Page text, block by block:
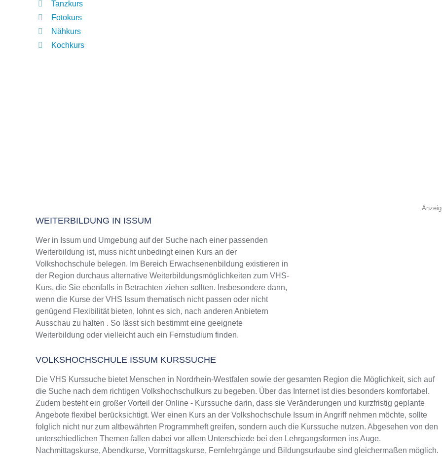
Tanzkurs
Fotokurs
Nähkurs
Kochkurs
WEITERBILDUNG IN ISSUM
Wer in Issum und Umgebung auf der Suche nach einer passenden
Weiterbildung ist, muss nicht unbedingt einen Kurs an der
Volkshochschule belegen. Im Bereich Erwachsenenbildung existieren in
der Region durchaus alternative Weiterbildungsmöglichkeiten zum VHS-
Kurs, die Sie ebenfalls in Betrachten ziehen sollten. Insbesondere dann,
wenn die Kurse der VHS Issum thematisch nicht passen oder nicht
genügend Flexibilität bieten, lohnt es sich, nach anderen Anbietern
Ausschau zu halten . So lässt sich bestimmt eine geeignete
Weiterbildung oder vielleicht auch ein Fernstudium finden.
VOLKSHOCHSCHULE ISSUM KURSSUCHE
Die VHS Kurssuche bietet Menschen in Nordrhein-Westfalen sowie der gesamten Region die Möglichkeit, sich auf
die Suche nach dem richtigen Volkshochschulkurs zu begeben. Über das Internet ist dies besonders komfortabel.
Zudem besteht ein großer Vorteil der Online - Kurssuche darin, dass sie Veränderungen und kurzfristig geplante
Angebote flexibel berücksichtigt. Wer einen Kurs an der Volkshochschule Issum in Angriff nehmen möchte, sollte
folglich nicht nur zum altbewährten Programmheft greifen, sondern auch die Kurssuche nutzen. Abgesehen von den
unterschiedlichen Themen fallen dabei vor allem Unterschiede bei den Lehrgangsformen ins Auge.
Nachmittagskurse, Abendkurse, Vormittagskurse, Fernlehrgänge und Bildungsurlaube sind gleichermaßen möglich.